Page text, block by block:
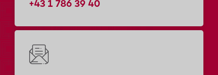
+43 1 786 39 40